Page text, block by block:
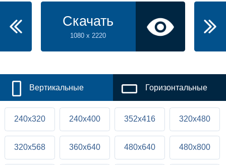
Скачать
1080 x 2220
Вертикальные Горизонтальные
240x320 240x400 352x416 320x480
320x568 360x640 480x640 480x800